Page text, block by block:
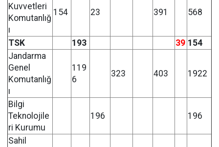
Kuvvetleri
Komutanlığ
ı
154 23 391 568
TSK 193 39 154
Jandarma
Genel
Komutanlığ
ı
119
6
323 403 1922
Bilgi
Teknolojile
ri Kurumu
196 196
Sahil